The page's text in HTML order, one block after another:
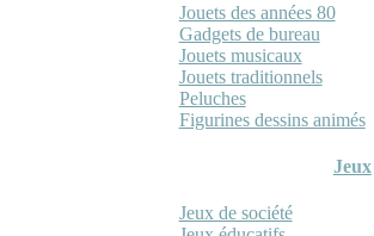
Jouets des années 80
Gadgets de bureau
Jouets musicaux
Jouets traditionnels
Peluches
Figurines dessins animés
Jeux
Jeux de société